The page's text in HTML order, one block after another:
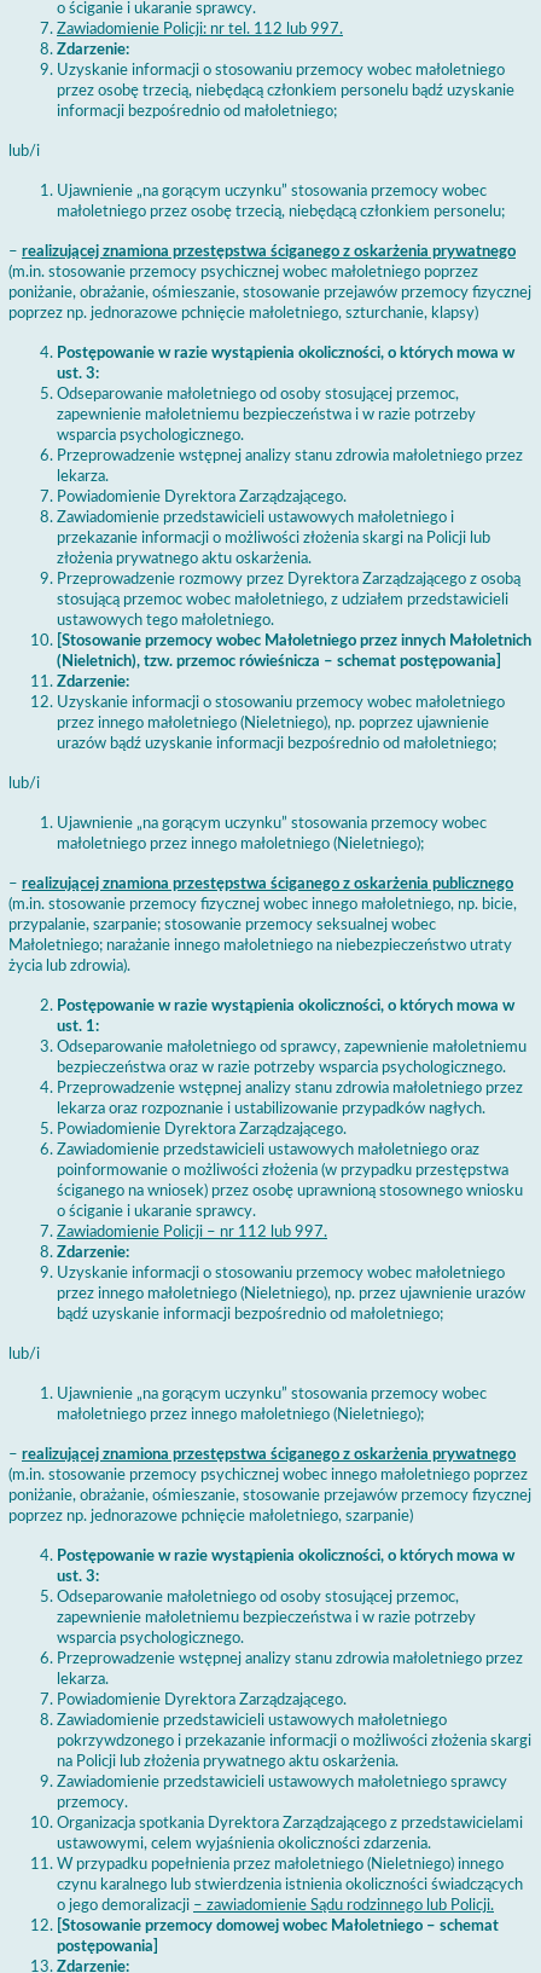
o ściganie i ukaranie sprawcy.
Zawiadomienie Policji: nr tel. 112 lub 997.
Zdarzenie:
Uzyskanie informacji o stosowaniu przemocy wobec małoletniego
przez osobę trzecią, niebędącą członkiem personelu bądź uzyskanie
informacji bezpośrednio od małoletniego;
lub/i
Ujawnienie „na gorącym uczynku” stosowania przemocy wobec
małoletniego przez osobę trzecią, niebędącą członkiem personelu;
– realizującej znamiona przestępstwa ściganego z oskarżenia prywatnego
(m.in. stosowanie przemocy psychicznej wobec małoletniego poprzez
poniżanie, obrażanie, ośmieszanie, stosowanie przejawów przemocy fizycznej
poprzez np. jednorazowe pchnięcie małoletniego, szturchanie, klapsy)
Postępowanie w razie wystąpienia okoliczności, o których mowa w
ust. 3:
Odseparowanie małoletniego od osoby stosującej przemoc,
zapewnienie małoletniemu bezpieczeństwa i w razie potrzeby
wsparcia psychologicznego.
Przeprowadzenie wstępnej analizy stanu zdrowia małoletniego przez
lekarza.
Powiadomienie Dyrektora Zarządzającego.
Zawiadomienie przedstawicieli ustawowych małoletniego i
przekazanie informacji o możliwości złożenia skargi na Policji lub
złożenia prywatnego aktu oskarżenia.
Przeprowadzenie rozmowy przez Dyrektora Zarządzającego z osobą
stosującą przemoc wobec małoletniego, z udziałem przedstawicieli
ustawowych tego małoletniego.
[Stosowanie przemocy wobec Małoletniego przez innych Małoletnich
(Nieletnich), tzw. przemoc rówieśnicza – schemat postępowania]
Zdarzenie:
Uzyskanie informacji o stosowaniu przemocy wobec małoletniego
przez innego małoletniego (Nieletniego), np. poprzez ujawnienie
urazów bądź uzyskanie informacji bezpośrednio od małoletniego;
lub/i
Ujawnienie „na gorącym uczynku” stosowania przemocy wobec
małoletniego przez innego małoletniego (Nieletniego);
– realizującej znamiona przestępstwa ściganego z oskarżenia publicznego
(m.in. stosowanie przemocy fizycznej wobec innego małoletniego, np. bicie,
przypalanie, szarpanie; stosowanie przemocy seksualnej wobec
Małoletniego; narażanie innego małoletniego na niebezpieczeństwo utraty
życia lub zdrowia).
Postępowanie w razie wystąpienia okoliczności, o których mowa w
ust. 1:
Odseparowanie małoletniego od sprawcy, zapewnienie małoletniemu
bezpieczeństwa oraz w razie potrzeby wsparcia psychologicznego.
Przeprowadzenie wstępnej analizy stanu zdrowia małoletniego przez
lekarza oraz rozpoznanie i ustabilizowanie przypadków nagłych.
Powiadomienie Dyrektora Zarządzającego.
Zawiadomienie przedstawicieli ustawowych małoletniego oraz
poinformowanie o możliwości złożenia (w przypadku przestępstwa
ściganego na wniosek) przez osobę uprawnioną stosownego wniosku
o ściganie i ukaranie sprawcy.
Zawiadomienie Policji – nr 112 lub 997.
Zdarzenie:
Uzyskanie informacji o stosowaniu przemocy wobec małoletniego
przez innego małoletniego (Nieletniego), np. przez ujawnienie urazów
bądź uzyskanie informacji bezpośrednio od małoletniego;
lub/i
Ujawnienie „na gorącym uczynku” stosowania przemocy wobec
małoletniego przez innego małoletniego (Nieletniego);
– realizującej znamiona przestępstwa ściganego z oskarżenia prywatnego
(m.in. stosowanie przemocy psychicznej wobec innego małoletniego poprzez
poniżanie, obrażanie, ośmieszanie, stosowanie przejawów przemocy fizycznej
poprzez np. jednorazowe pchnięcie małoletniego, szarpanie)
Postępowanie w razie wystąpienia okoliczności, o których mowa w
ust. 3:
Odseparowanie małoletniego od osoby stosującej przemoc,
zapewnienie małoletniemu bezpieczeństwa i w razie potrzeby
wsparcia psychologicznego.
Przeprowadzenie wstępnej analizy stanu zdrowia małoletniego przez
lekarza.
Powiadomienie Dyrektora Zarządzającego.
Zawiadomienie przedstawicieli ustawowych małoletniego
pokrzywdzonego i przekazanie informacji o możliwości złożenia skargi
na Policji lub złożenia prywatnego aktu oskarżenia.
Zawiadomienie przedstawicieli ustawowych małoletniego sprawcy
przemocy.
Organizacja spotkania Dyrektora Zarządzającego z przedstawicielami
ustawowymi, celem wyjaśnienia okoliczności zdarzenia.
W przypadku popełnienia przez małoletniego (Nieletniego) innego
czynu karalnego lub stwierdzenia istnienia okoliczności świadczących
o jego demoralizacji – zawiadomienie Sądu rodzinnego lub Policji.
[Stosowanie przemocy domowej wobec Małoletniego – schemat
postępowania]
Zdarzenie: